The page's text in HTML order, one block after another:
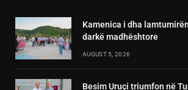
Kamenica i dha
darkë madhështore
AUGUST 5, 2026
Besim Uruçi triumfon në